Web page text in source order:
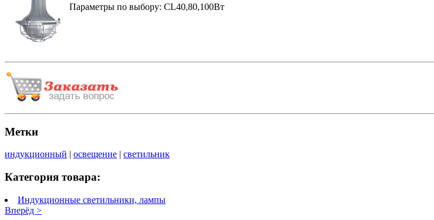
Параметры по выбору: CL40,80,100Вт
Метки
индукционный | освещение | светильник
Категория товара:
Индукционные светильники, лампы
Вперёд >